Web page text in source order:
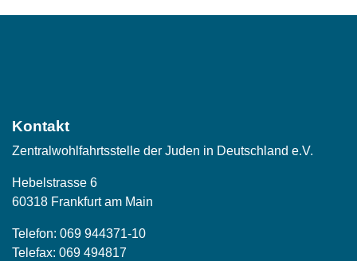
Kontakt
Zentralwohlfahrtsstelle der Juden in Deutschland e.V.
Hebelstrasse 6
60318 Frankfurt am Main
Telefon: 069 944371-10
Telefax: 069 494817